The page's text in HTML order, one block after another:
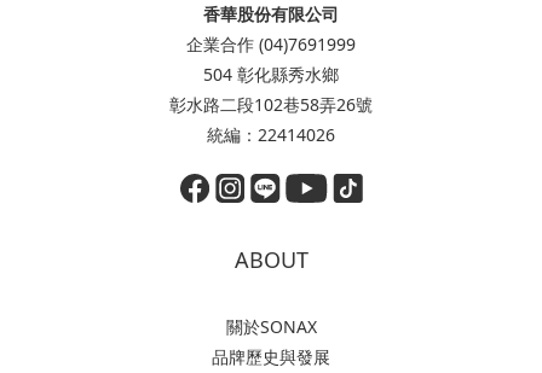
香華股份有限公司
企業合作 (04)7691999
504 彰化縣秀水鄉
彰水路二段102巷58弄26號
統編：22414026
ABOUT
關於SONAX
品牌歷史與發展